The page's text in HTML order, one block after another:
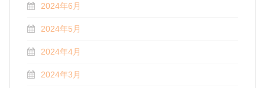
2024年6月
2024年5月
2024年4月
2024年3月